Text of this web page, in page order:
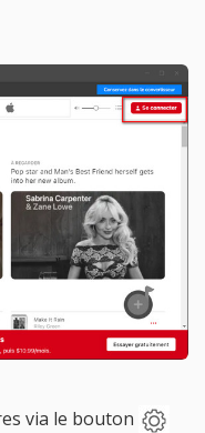
via le bouton